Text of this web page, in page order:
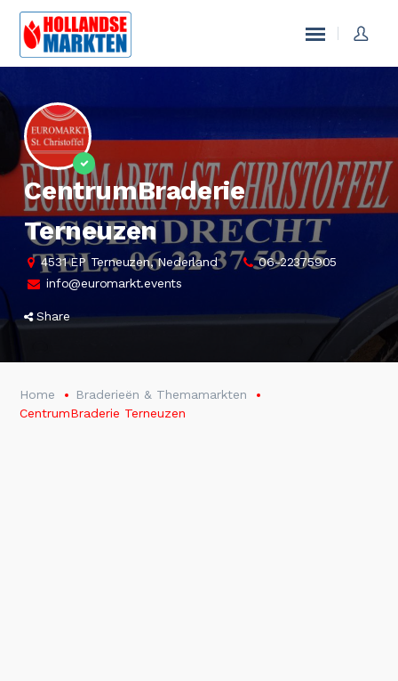
CentrumBraderie
Terneuzen
4531 EP Terneuzen, Nederland
06-22375905
info@euromarkt.events
Share
Home
Braderieën & Themamarkten
CentrumBraderie Terneuzen